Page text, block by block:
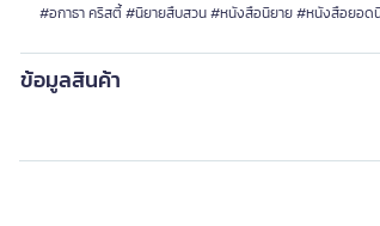
#อกาธา คริสตี้ #นิยายสืบสวน #หนังสือนิยาย #หนังสือยอ
ข้อมูลสินค้า